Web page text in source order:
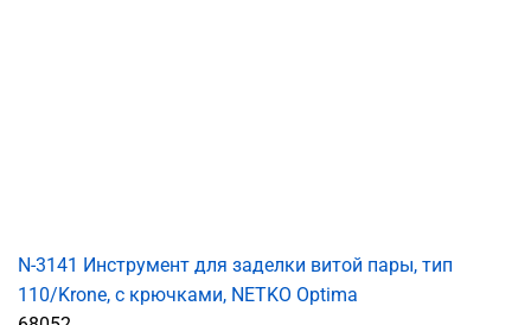
N-3141 Инструмент для заделки витой пары, тип
110/Krone, с крючками, NETKO Optima